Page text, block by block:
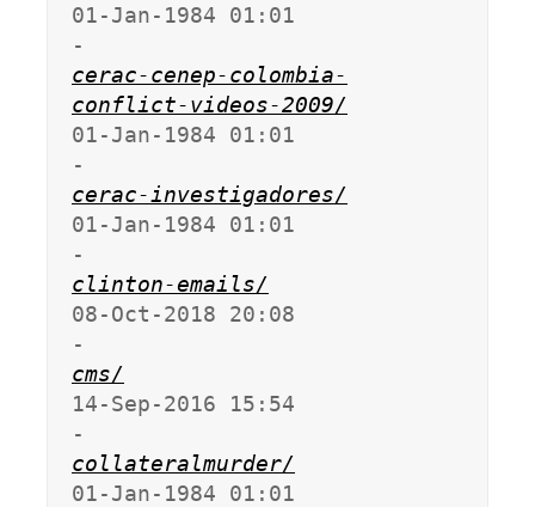
01-Jan-1984 01:01
cerac-cenep-colombia-
conflict-videos-2009/
01-Jan-1984 01:01
cerac-investigadores/
01-Jan-1984 01:01
clinton-emails/
08-Oct-2018 20:08
cms/
14-Sep-2016 15:54
collateralmurder/
01-Jan-1984 01:01